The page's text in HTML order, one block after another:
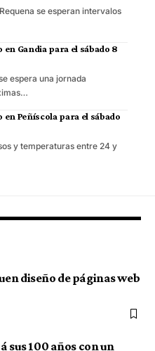
se esperan intervalos
Gandia para el sábado 8
espera una jornada
Peñíscola para el sábado
y temperaturas entre 24 y
diseño de páginas web
sus 100 años con un